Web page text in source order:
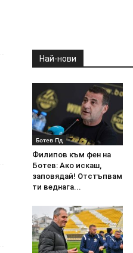
Най-нови
Ботев Пд
Филипов към фен на
Ботев: Ако искаш,
заповядай! Отстъпвам
ти веднага...